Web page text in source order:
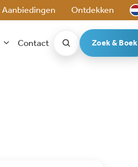
Aanbiedingen Ontdekken
Contact Zoek & Boek